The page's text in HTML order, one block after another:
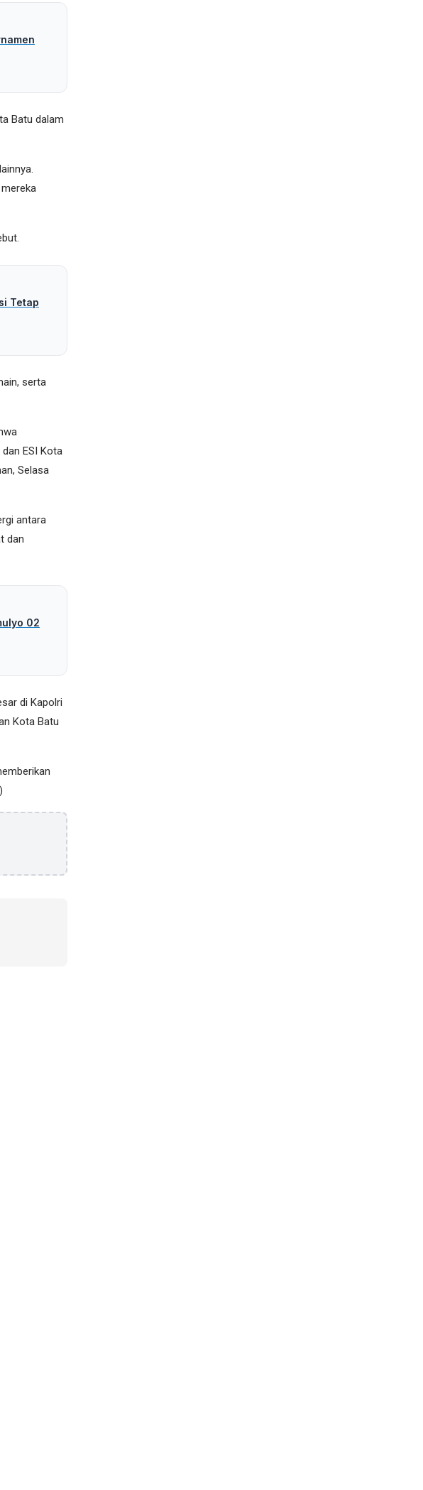
Batu dalam
Tetap
serta
ESI Kota
Selasa
antara
dan
02
di Kapolri
Kota Batu
)